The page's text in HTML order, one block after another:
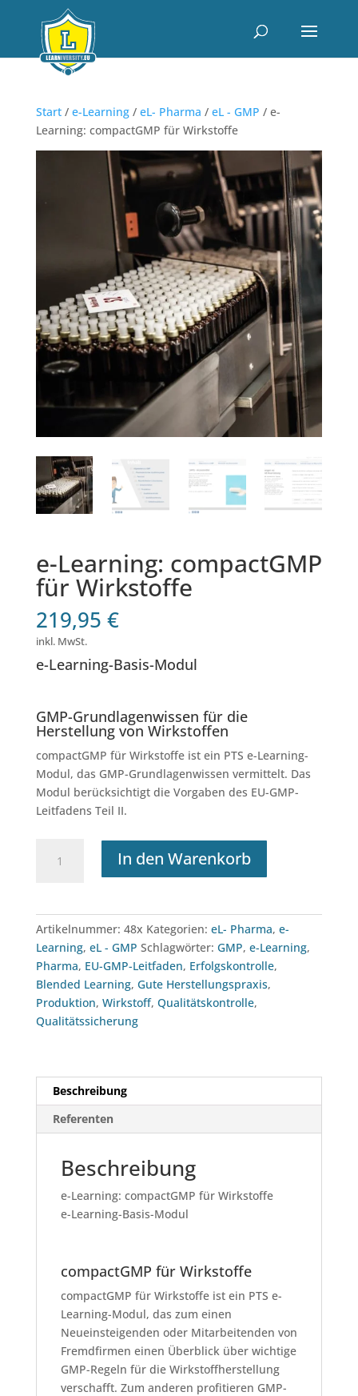
Start/ e-Learning/ eL- Pharma / eL - GMP / e-
Learning: compactGMP für Wirkstoffe
e-Learning: compactGMP
für Wirkstoffe
219,95 €
inkl. MwSt.
e-Learning-Basis-Modul
GMP-Grundlagenwissen für die
Herstellung von Wirkstoffen
compactGMP für Wirkstoffe ist ein PTS e-Learning-
Modul, das GMP-Grundlagenwissen vermittelt. Das
Modul berücksichtigt die Vorgaben des EU-GMP-
Leitfadens Teil II.
Learning:
Wirkstoffe
Menge
In den Warenkorb
Artikelnummer: 48x Kategorien: eL- Pharma, e-
Learning, eL - GMP Schlagwörter: GMP, e-Learning,
Pharma, EU-GMP-Leitfaden, Erfolgskontrolle,
Blended Learning, Gute Herstellungspraxis,
Produktion, Wirkstoff, Qualitätskontrolle,
Qualitätssicherung
Beschreibung
Referenten
Beschreibung
e-Learning: compactGMP für Wirkstoffe
e-Learning-Basis-Modul
compactGMP für Wirkstoffe
compactGMP für Wirkstoffe ist ein PTS e-
Learning-Modul, das zum einen
Neueinsteigenden oder Mitarbeitenden von
Fremdfirmen einen Überblick über wichtige
GMP-Regeln für die Wirkstoffherstellung
verschafft. Zum anderen profitieren GMP-